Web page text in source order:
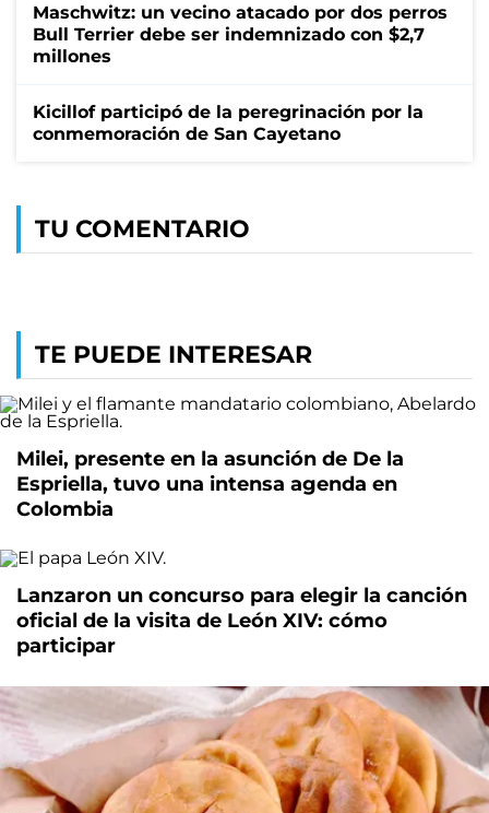
Maschwitz: un vecino atacado por dos perros
Bull Terrier debe ser indemnizado con $2,7
millones
Kicillof participó de la peregrinación por la
conmemoración de San Cayetano
TU COMENTARIO
TE PUEDE INTERESAR
Milei, presente en la asunción de De la
Espriella, tuvo una intensa agenda en
Colombia
Lanzaron un concurso para elegir la canción
oficial de la visita de León XIV: cómo
participar